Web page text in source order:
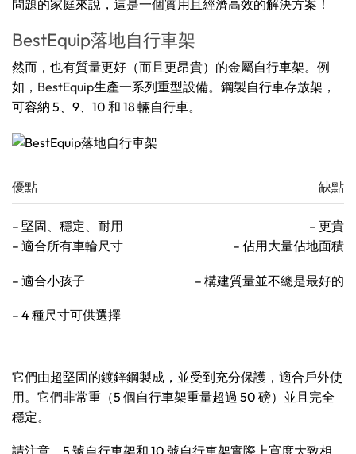
問題的家庭來說，這是一個實用且經濟高效的解決方案！
BestEquip落地自行車架
然而，也有質量更好（而且更昂貴）的金屬自行車架。例
如， BestEquip生產一系列重型設備。鋼製自行車存放架，
可容納 5、9、10 和 18 輛自行車。
優點 缺點
– 堅固、穩定、耐用
– 適合所有車輪尺寸
– 適合小孩子
– 4 種尺寸可供選擇
– 更貴
– 佔用大量佔地面積
– 構建質量並不總是最好的
它們由超堅固的鍍鋅鋼製成，並受到充分保護，適合戶外使
用。它們非常重（5 個自行車架重量超過 50 磅）並且完全
穩定。